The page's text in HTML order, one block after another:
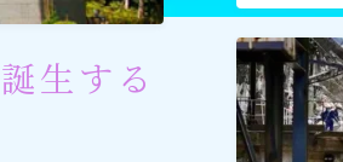
で何を学ぶ？
生する